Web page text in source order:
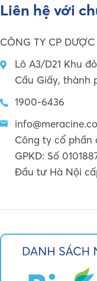
Liên hệ với
CÔNG TY CP
Lô A3/D21 Khu
Cầu Giấy, thành
1900-6436
Công ty cổ phần
GPKD: Số
Đầu tư Hà Nội